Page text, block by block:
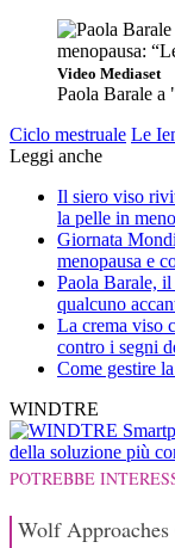
Video Mediaset
Paola Barale a
Ciclo mestruale Le
Leggi anche
Il siero viso
la pelle in
Giornata
menopausa e
Paola Barale,
qualcuno
La crema viso
contro i segni
Come gestire
WINDTRE
della soluzione più